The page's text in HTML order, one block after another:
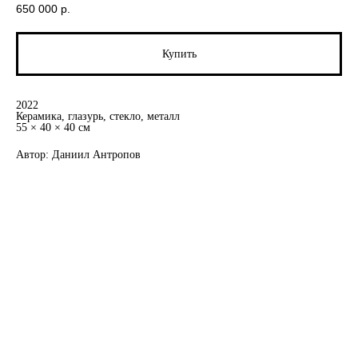
650 000 р.
Купить
2022
Керамика, глазурь, стекло, металл
55 × 40 × 40 см
Автор: Даниил Антропов